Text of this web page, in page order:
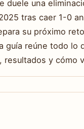
duele una
tras caer 1-0
su próximo
guía reúne todo
resultados y cómo